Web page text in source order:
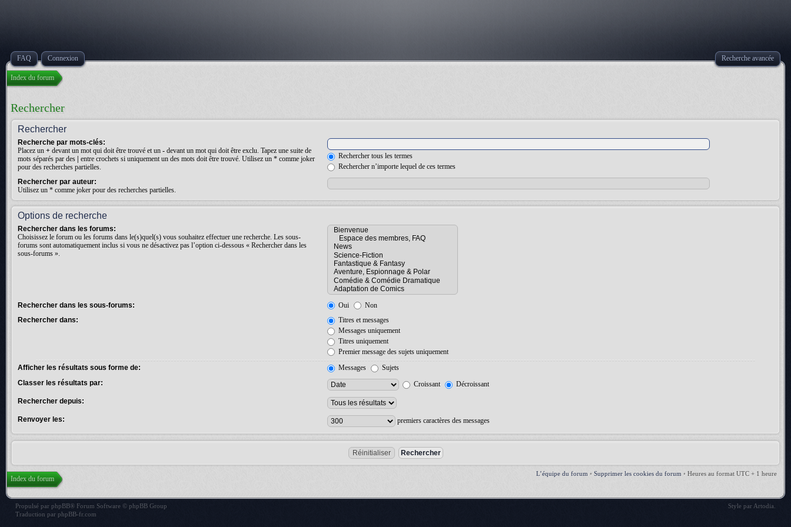
FAQ Connexion Recherche avancée
Index du forum
Rechercher
Rechercher
Recherche par mots-clés:
Placez un + devant un mot qui doit être trouvé et un - devant un mot qui doit être exclu. Tapez une suite de
mots séparés par des
entre crochets si uniquement un des mots doit être trouvé. Utilisez un * comme joker
pour des recherches partielles.
Rechercher tous les termes
Rechercher n’importe lequel de ces termes
Rechercher par auteur:
Utilisez un * comme joker pour des recherches partielles.
Options de recherche
Rechercher dans les forums:
Choisissez le forum ou les forums dans le(s)quel(s) vous souhaitez effectuer une recherche. Les sous-
forums sont automatiquement inclus si vous ne désactivez pas l’option ci-dessous « Rechercher dans les
sous-forums ».
Rechercher dans les sous-forums: Oui
Non
Rechercher dans:
Titres et messages
Messages uniquement
Titres uniquement
Premier message des sujets uniquement
Afficher les résultats sous forme de:
Messages
Sujets
Classer les résultats par:
Croissant Décroissant
Rechercher depuis:
Renvoyer les: premiers caractères des messages
L’équipe du forum • Supprimer les cookies du forum • Heures au format UTC + 1 heure
Index du forum
Propulsé par phpBB® Forum Software © phpBB Group
Traduction par phpBB-fr.com
Style par Artodia